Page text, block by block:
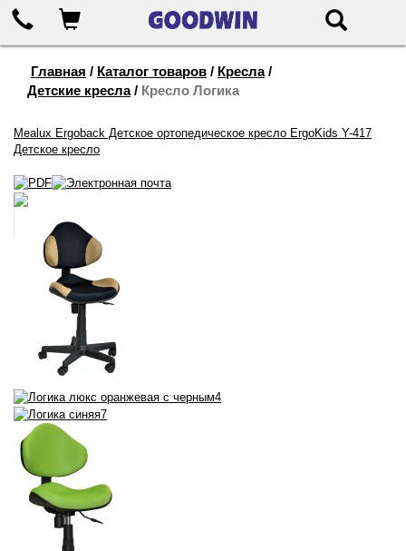
655-888
Корзина Поиск
Главная / Каталог товаров / Кресла /
Детские кресла / Кресло Логика
Mealux Ergoback Детское ортопедическое кресло ErgoKids Y-417
Детское кресло